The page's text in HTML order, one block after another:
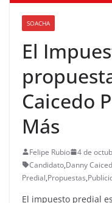
SOACHA
El
Caicedo
Más
Felipe Rubio 4 de
Candidato,Danny
Predial,Propuestas,
El impuesto predial